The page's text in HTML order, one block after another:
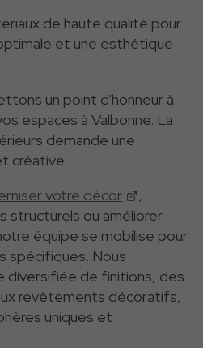
de haute qualité pour
et une esthétique
un point d'honneur à
espaces à Valbonne. La
demande une
créative.
votre décor
,
structurels ou améliorer
équipe se mobilise pour
spécifiques. Nous
diversifiée de finitions, des
revêtements décoratifs,
uniques et